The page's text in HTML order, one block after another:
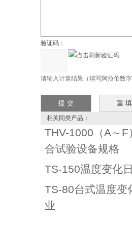
验证码：
请输入计算结果（填写阿拉伯数字）
相关同类产品：
THV-1000（A～F
合试验设备规格
TS-150温度变化
TS-80台式温度变
业